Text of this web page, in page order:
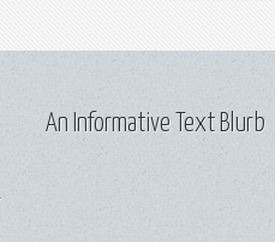
An Informative Text Blurb